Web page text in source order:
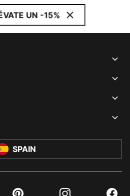
UN -15%
SPAIN